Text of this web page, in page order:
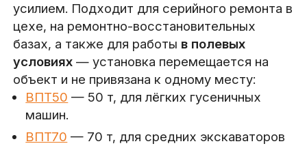
усилием. Подходит для серийного ремонта в
цехе, на ремонтно-восстановительных
базах, а также для работы в полевых
условиях— установка перемещается на
объект и не привязана к одному месту:
ВПТ50 — 50 т, для лёгких гусеничных
машин.
ВПТ70 — 70 т, для средних экскаваторов